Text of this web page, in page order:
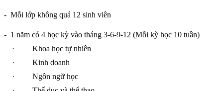
- Mỗi lớp không quá 12 sinh viên
- 1 năm có 4 học kỳ vào tháng 3-6-9-12 (Mỗi kỳ học 10 tuần)
·
Khoa học tự nhiên
·
Kinh doanh
·
Ngôn ngữ học